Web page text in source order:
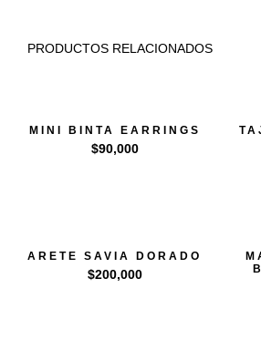
PRODUCTOS RELACIONADOS
MINI BINTA EARRINGS
$90,000
ARETE SAVIA DORADO
$200,000